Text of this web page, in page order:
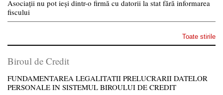
Asociații nu pot ieși dintr-o firmă cu datorii la stat fără informarea
fiscului
Toate stirile
Biroul de Credit
FUNDAMENTAREA LEGALITATII PRELUCRARII DATELOR
PERSONALE IN SISTEMUL BIROULUI DE CREDIT